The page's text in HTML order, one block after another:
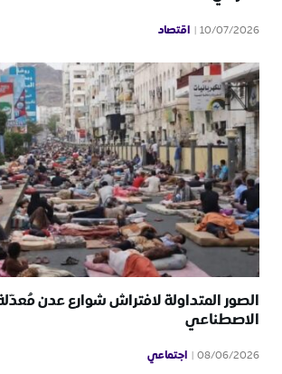
10/07/2026 اقتصاد
الصور المتداولة لافتراش شوارع عدن
الاصطناعي
08/06/2026 اجتماعي